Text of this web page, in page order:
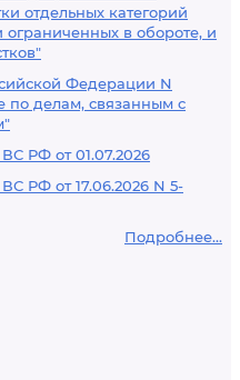
отдельных категорий
ограниченных в обороте, и
Федерации N
по делам, связанным с
РФ от 01.07.2026
РФ от 17.06.2026 N 5-
Подробнее...